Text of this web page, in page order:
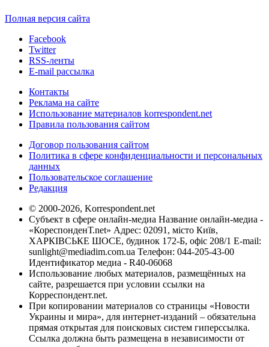
Полная версия сайта
Facebook
Twitter
RSS-ленты
E-mail рассылка
Контакты
Реклама на сайте
Использование материалов korrespondent.net
Правила пользования сайтом
Договор пользования сайтом
Политика в сфере конфиденциальности и персональных
данных
Пользовательское соглашение
Редакция
© 2000-2026, Korrespondent.net
Субъект в сфере онлайн-медиа Название онлайн-медиа -
«КореспонденТ.net» Адрес: 02091, місто Київ,
ХАРКІВСЬКЕ ШОСЕ, будинок 172-Б, офіс 208/1 E-mail:
sunlight@mediadim.com.ua Телефон: 044-205-43-00
Идентификатор медиа - R40-06068
Использование любых материалов, размещённых на
сайте, разрешается при условии ссылки на
Корреспондент.net.
При копировании материалов со страницы «Новости
Украины и мира», для интернет-изданий – обязательна
прямая открытая для поисковых систем гиперссылка.
Ссылка должна быть размещена в независимости от